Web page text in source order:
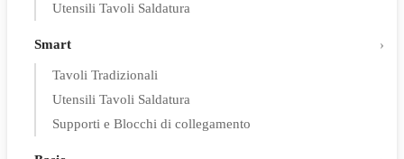
Utensili Tavoli Saldatura
Smart
Tavoli Tradizionali
Utensili Tavoli Saldatura
Supporti e Blocchi di collegamento